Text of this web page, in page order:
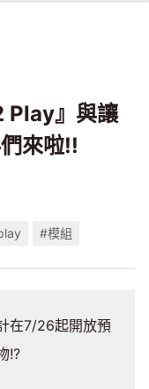
玩性大發的模組小夥伴
Play』與讓
來啦!!
#模組
在7/26起開放預
!?